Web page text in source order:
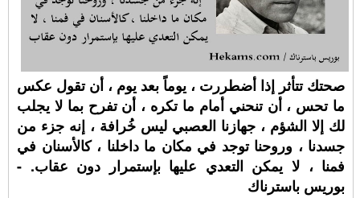
صحتك تتأثر إذا أضطررت ، يوماً بعد يوم ، أن تقول عكس
ما تحس ، أن تنحني أمام ما تكره ، أن تفرح بما لا يجلب
لك إلا الشؤم ، جهازنا العصبي ليس خُرافة ، إنه جزء من
جسدنا ، وروحنا توجد في مكان ما داخلنا ، كالأسنان في
فمنا ، لا يمكن التعدي عليها بإستمرار دون عقاب. -
بوريس باسترناك